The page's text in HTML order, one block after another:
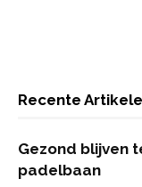
Recente
Gezond blijven
padelbaan